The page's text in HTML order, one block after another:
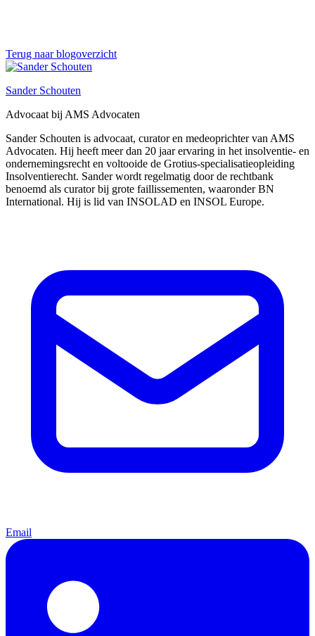
Terug naar blogoverzicht
Sander Schouten
Advocaat bij AMS Advocaten
Sander Schouten is advocaat, curator en medeoprichter van AMS
Advocaten. Hij heeft meer dan 20 jaar ervaring in het insolventie- en
ondernemingsrecht en voltooide de Grotius-specialisatieopleiding
Insolventierecht. Sander wordt regelmatig door de rechtbank
benoemd als curator bij grote faillissementen, waaronder BN
International. Hij is lid van INSOLAD en INSOL Europe.
Email